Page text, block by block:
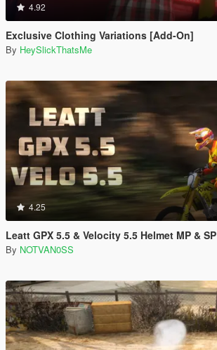
4.92
Exclusive Clothing Variations [Add-On]
By HeySlickThatsMe
4.25
Leatt GPX 5.5 & Velocity 5.5 Helmet MP & SP
By NOTVAN0SS